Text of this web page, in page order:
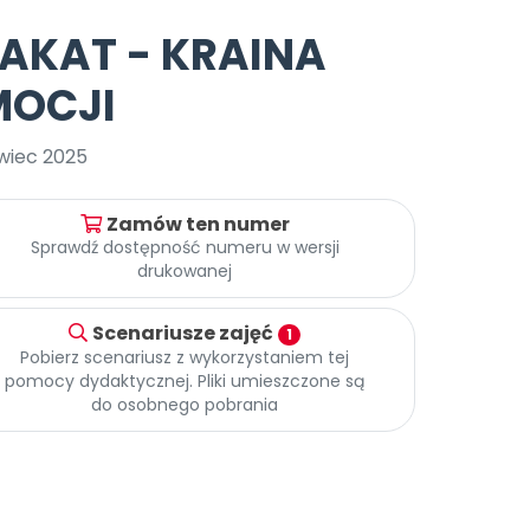
Archiwalne numery
Pomoc
Promocje
25 czerwca 2024 r. uzyskała
r. Nr decyzji:
Online.
Bliżej Pieska
Pomoc zwierzętom
Książka (dla) Przedszkolaka
TikTok
Zobacz nas na TikToku
YouTube
- KRAINA
2025
Zamów ten numer
Sprawdź dostępność numeru w wersji
drukowanej
Scenariusze zajęć 1
Pobierz scenariusz z wykorzystaniem tej
pomocy dydaktycznej. Pliki umieszczone są
do osobnego pobrania